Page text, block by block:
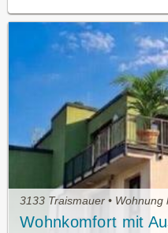
3133 Traismauer • Wohnung
Wohnkomfort mit